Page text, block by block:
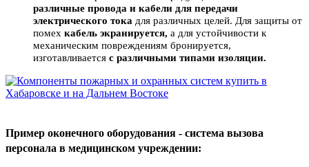
различные провода и кабели для передачи
электрического тока для различных целей. Для защиты от
помех кабель экранируется, а для устойчивости к
механическим повреждениям бронируется,
изготавливается с различными типами изоляции.
Пример оконечного оборудования - система вызова
персонала в медицинском учреждении: